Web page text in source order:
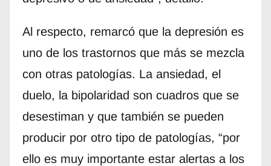
Al respecto, remarcó que la depresión es
uno de los trastornos que más se mezcla
con otras patologías. La ansiedad, el
duelo, la bipolaridad son cuadros que se
desestiman y que también se pueden
producir por otro tipo de patologías, “por
ello es muy importante estar alertas a los